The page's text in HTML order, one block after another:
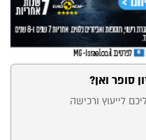
סופר ואן?
לייעוץ ורכישה